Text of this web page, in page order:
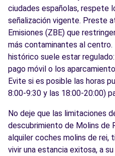
ciudades españolas, respete
señalización vigente. Preste
Emisiones (ZBE) que
más contaminantes al
histórico suele estar
pago móvil o los
Evite si es posible las horas
8:00-9:30 y las 18:00-20:00)
No deje que las limitaciones
descubrimiento de Molins de
alquiler coches molins de rei,
vivir una estancia exitosa, a